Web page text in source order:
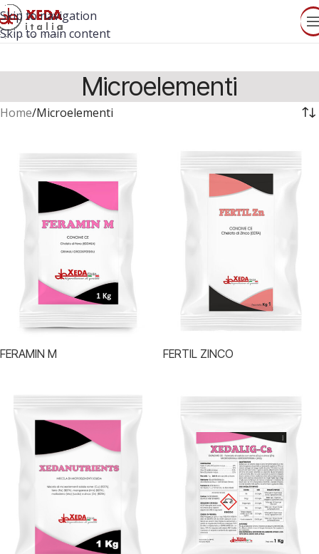
Skip to navigation
Skip to main content
Microelementi
Home Microelementi
FERAMIN M FERTIL ZINCO